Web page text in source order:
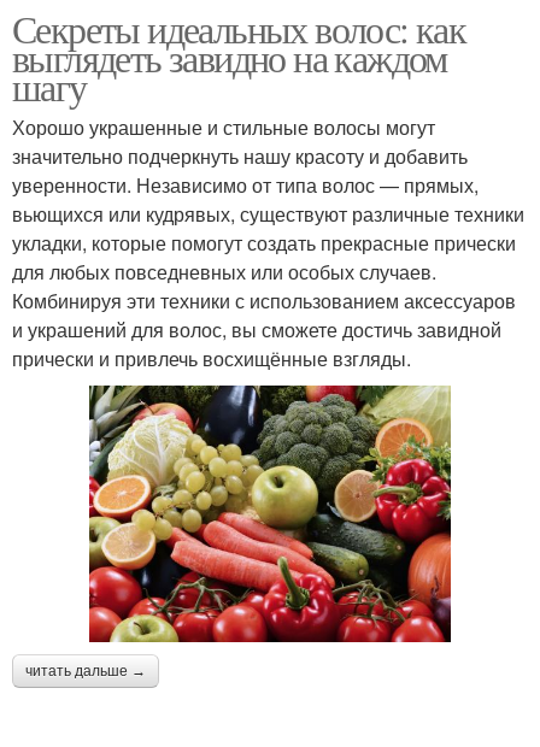
Секреты идеальных волос: как
выглядеть завидно на каждом
шагу
Хорошо украшенные и стильные волосы могут
значительно подчеркнуть нашу красоту и добавить
уверенности. Независимо от типа волос — прямых,
вьющихся или кудрявых, существуют различные техники
укладки, которые помогут создать прекрасные прически
для любых повседневных или особых случаев.
Комбинируя эти техники с использованием аксессуаров
и украшений для волос, вы сможете достичь завидной
прически и привлечь восхищённые взгляды.
читать дальше →